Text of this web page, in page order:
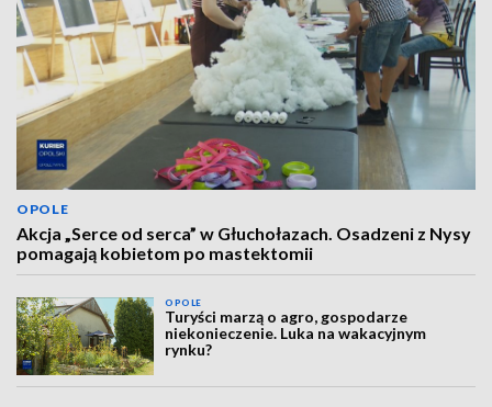
OPOLE
Akcja „Serce od serca” w Głuchołazach. Osadzeni z Nysy
pomagają kobietom po mastektomii
OPOLE
Turyści marzą o agro, gospodarze
niekonieczenie. Luka na wakacyjnym
rynku?